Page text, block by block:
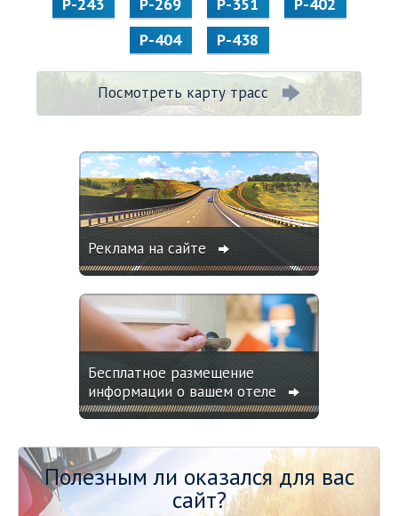
Р-404
Р-438
Посмотреть карту трасс
Реклама на сайте
Бесплатное размещение
информации о вашем отеле
Полезным ли оказался для вас
сайт?